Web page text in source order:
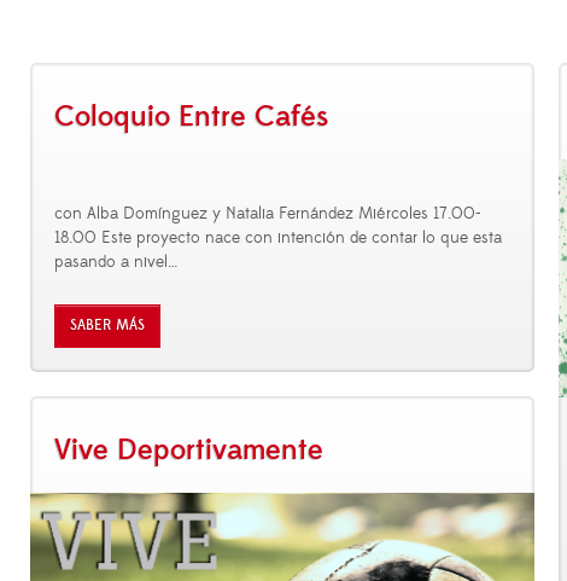
Coloquio Entre Cafés
con Alba Domínguez y Natalia Fernández Miércoles 17.00-
18.00 Este proyecto nace con intención de contar lo que esta
pasando a nivel…
SABER MÁS
Vive Deportivamente